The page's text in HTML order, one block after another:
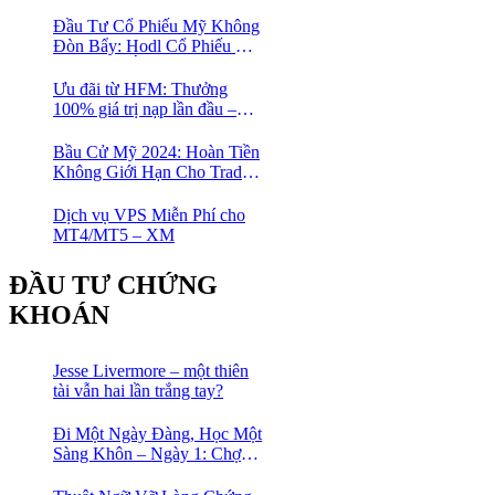
1:1000
Đầu Tư Cổ Phiếu Mỹ Không
Đòn Bẩy: Hodl Cổ Phiếu Mỹ
Nhuận Đều Đều | cổ phiếu
CFD
Ưu đãi từ HFM: Thưởng
100% giá trị nạp lần đầu –
Thị Trường Ngay!
Bầu Cử Mỹ 2024: Hoàn Tiền
Không Giới Hạn Cho Trader
Dịch vụ VPS Miễn Phí cho
MT4/MT5 – XM
ĐẦU TƯ CHỨNG
KHOÁN
Jesse Livermore – một thiên
tài vẫn hai lần trắng tay?
Đi Một Ngày Đàng, Học Một
Sàng Khôn – Ngày 1: Chợ